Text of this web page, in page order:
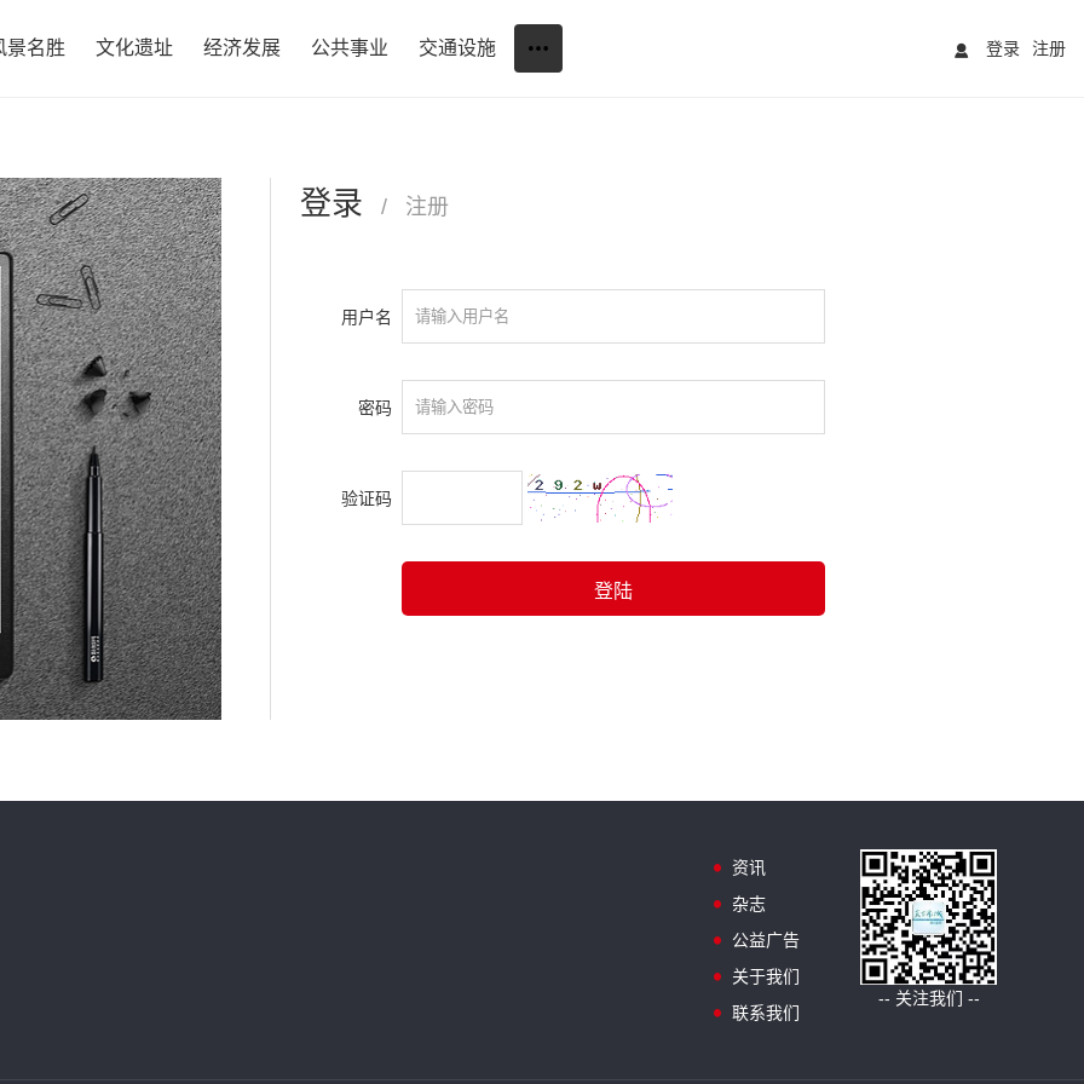
景名胜 文化遗址 经济发展 公共事业 交通设施 登录 注册
登录 / 注册
用户名
密码
验证码
资讯
杂志
公益广告
关于我们
联系我们
-- 关注我们 --